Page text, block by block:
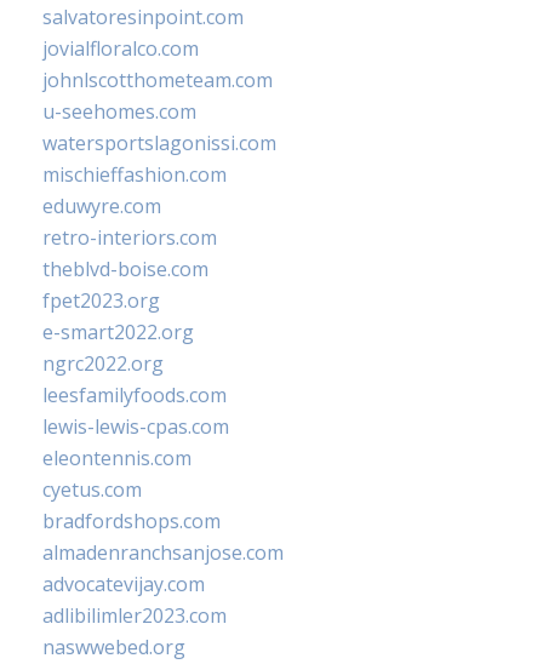
salvatoresinpoint.com
jovialfloralco.com
johnlscotthometeam.com
u-seehomes.com
watersportslagonissi.com
mischieffashion.com
eduwyre.com
retro-interiors.com
theblvd-boise.com
fpet2023.org
e-smart2022.org
ngrc2022.org
leesfamilyfoods.com
lewis-lewis-cpas.com
eleontennis.com
cyetus.com
bradfordshops.com
almadenranchsanjose.com
advocatevijay.com
adlibilimler2023.com
naswwebed.org